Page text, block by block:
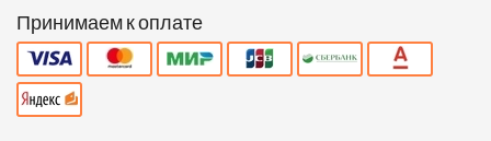
Принимаем к оплате